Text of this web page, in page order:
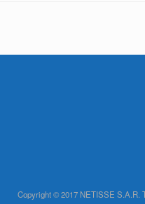
Copyright © 2017 NETISSE S.A.R.